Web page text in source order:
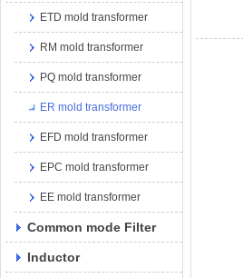
ETD mold transformer
RM mold transformer
PQ mold transformer
ER mold transformer
EFD mold transformer
EPC mold transformer
EE mold transformer
Common mode Filter
Inductor